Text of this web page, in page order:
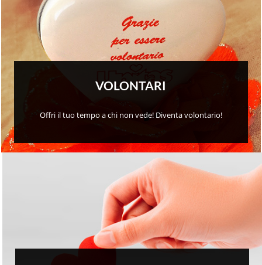
VOLONTARI
Offri il tuo tempo a chi non vede! Diventa volontario!